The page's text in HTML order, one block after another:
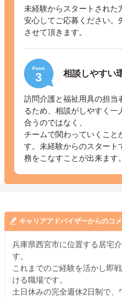
未経験からスタートされた
安心してご応募ください。
させて頂きます。
Point
3 相談しやすい
訪問介護と福祉用具の担当
るため、相談がしやすく一
合うのではなく、
チームで関わっていくこと
す。未経験からのスタート
務をこなすことが出来ます。
キャリアアドバイザーからのコ
兵庫県西宮市に位置する居宅
す。
これまでのご経験を活かし即
ける職場です。
土日休みの完全週休2日制で、